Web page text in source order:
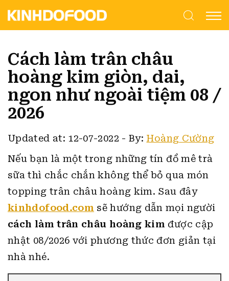
Cách làm trân châu
hoàng kim giòn, dai,
ngon như ngoài tiệm 08 /
2026
Updated at: 12-07-2022 -By: Hoàng Cường
Nếu bạn là một trong những tín đồ mê trà
sữa thì chắc chắn không thể bỏ qua món
topping trân châu hoàng kim. Sau đây
kinhdofood.com sẽ hướng dẫn mọi người
cách làm trân châu hoàng kim được cập
nhật 08/2026 với phương thức đơn giản tại
nhà nhé.